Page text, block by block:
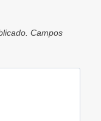
Campos